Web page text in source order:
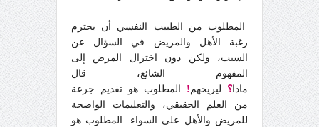
المطلوب من الطبيب النفسي أن يحترم
رغبة الأهل والمريض في السؤال عن
السبب، ولكن دون اختزال المرض إلى
المفهوم الشائع، قال
ماذا ؟ ليريحهم! المطلوب هو تقديم جرعة
من العلم الحقيقي، والتعليمات الواضحة
للمريض والأهل على السواء. المطلوب هو